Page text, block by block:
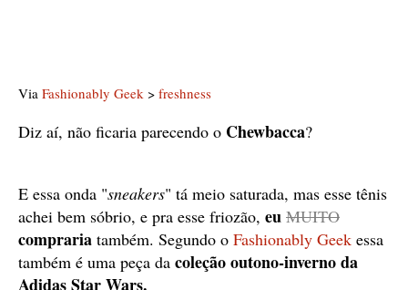
Via Fashionably Geek > freshness
Diz aí, não ficaria parecendo o Chewbacca?
E essa onda "sneakers" tá meio saturada, mas esse tênis
achei bem sóbrio, e pra esse friozão, eu MUITO
compraria também. Segundo o Fashionably Geek essa
também é uma peça da coleção outono-inverno da
Adidas Star Wars.